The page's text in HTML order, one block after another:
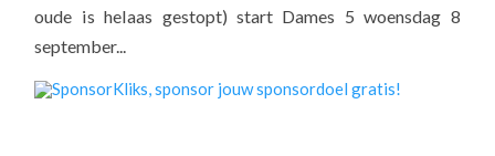
oude is helaas gestopt) start Dames 5 woensdag 8
september...